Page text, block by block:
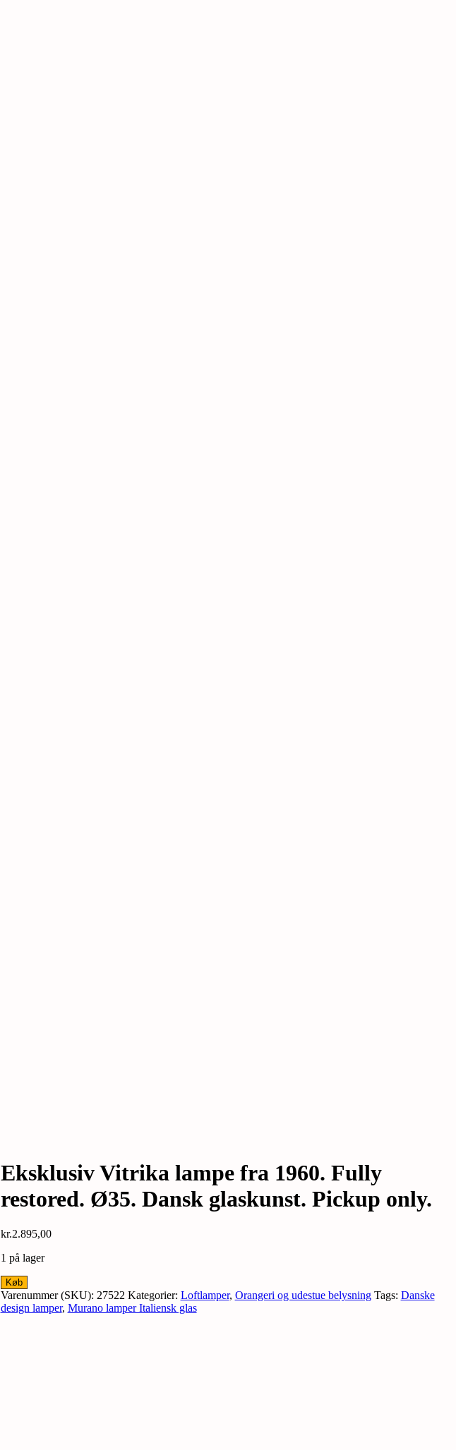
Eksklusiv Vitrika lampe fra 1960. Fully
restored. Ø35. Dansk glaskunst. Pickup only.
kr.2.895,00
1 på lager
Eksklusiv
Vitrika
lampe
Køb
Varenummer (SKU): 27522 Kategorier: Loftlamper, Orangeri og udestue belysning Tags: Danske
design lamper, Murano lamper Italiensk glas